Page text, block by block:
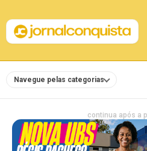
Navegue pelas categorias
continua após a